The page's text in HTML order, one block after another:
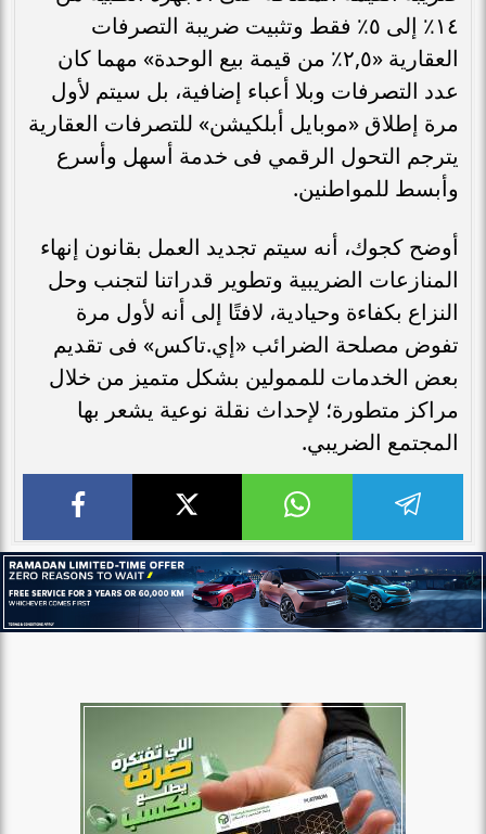
١٤٪ إلى ٥٪ فقط وتثبيت ضريبة التصرفات
العقارية «٢,٥٪ من قيمة بيع الوحدة» مهما كان
عدد التصرفات وبلا أعباء إضافية، بل سيتم لأول
مرة إطلاق «موبايل أبلكيشن» للتصرفات العقارية
يترجم التحول الرقمي فى خدمة أسهل وأسرع
وأبسط للمواطنين.
أوضح كجوك، أنه سيتم تجديد العمل بقانون إنهاء
المنازعات الضريبية وتطوير قدراتنا لتجنب وحل
النزاع بكفاءة وحيادية، لافتًا إلى أنه لأول مرة
تفوض مصلحة الضرائب «إي.تاكس» فى تقديم
بعض الخدمات للممولين بشكل متميز من خلال
مراكز متطورة؛ لإحداث نقلة نوعية يشعر بها
المجتمع الضريبي.